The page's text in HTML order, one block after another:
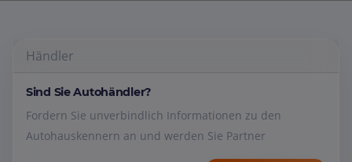
Händler
Sind Sie Autohändler?
Fordern Sie unverbindlich Informationen zu den
Autohauskennern an und werden Sie Partner